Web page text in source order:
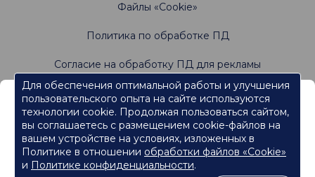
Файлы «Cookie»
Политика по обработке ПД
Согласие на обработку ПД для рекламы
Не является офертой. Имеются противопоказания.
Проконсультируйтесь со специалистами
Информация, содержащаяся на данном веб-
сайте, предназначена для работников
сферы здравоохранения.
Нажмите кнопку "Продолжить", чтобы подтвердить, что
являетесь работником сферы здравоохранения и перейти к
Для обеспечения оптимальной работы и улучшения
пользовательского опыта на сайте используются
технологии cookie. Продолжая пользоваться сайтом,
вы соглашаетесь с размещением cookie-файлов на
вашем устройстве на условиях, изложенных в
Политике в отношении обработки файлов «Cookie»
и Политике конфиденциальности.